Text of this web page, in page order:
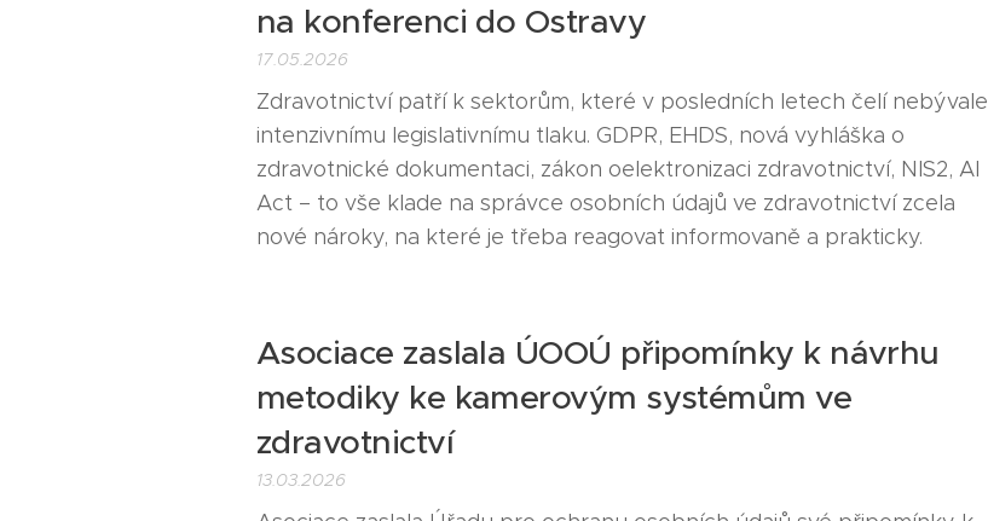
na konferenci do Ostravy
17.05.2026
Zdravotnictví patří k sektorům, které v posledních letech čelí nebývale
intenzivnímu legislativnímu tlaku. GDPR, EHDS, nová vyhláška o
zdravotnické dokumentaci, zákon oelektronizaci zdravotnictví, NIS2, AI
Act – to vše klade na správce osobních údajů ve zdravotnictví zcela
nové nároky, na které je třeba reagovat informovaně a prakticky.
Asociace zaslala ÚOOÚ připomínky k návrhu
metodiky ke kamerovým systémům ve
zdravotnictví
13.03.2026